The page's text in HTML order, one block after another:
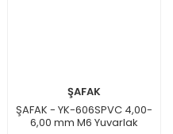
ŞAFAK
ŞAFAK - YK-606SPVC 4,00-
6,00 mm M6 Yuvarlak